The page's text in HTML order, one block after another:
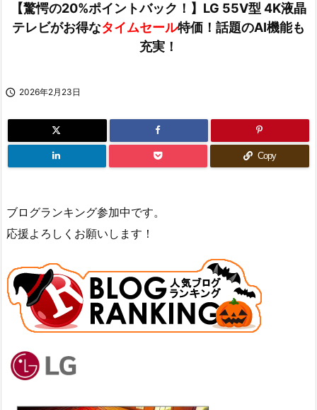
【驚愕の20%ポイントバック！】LG 55V型 4K液晶
テレビがお得なタイムセール特価！話題のAI機能も
充実！
 2026年2月23日
Copy
ブログランキング参加中です。
応援よろしくお願いします！